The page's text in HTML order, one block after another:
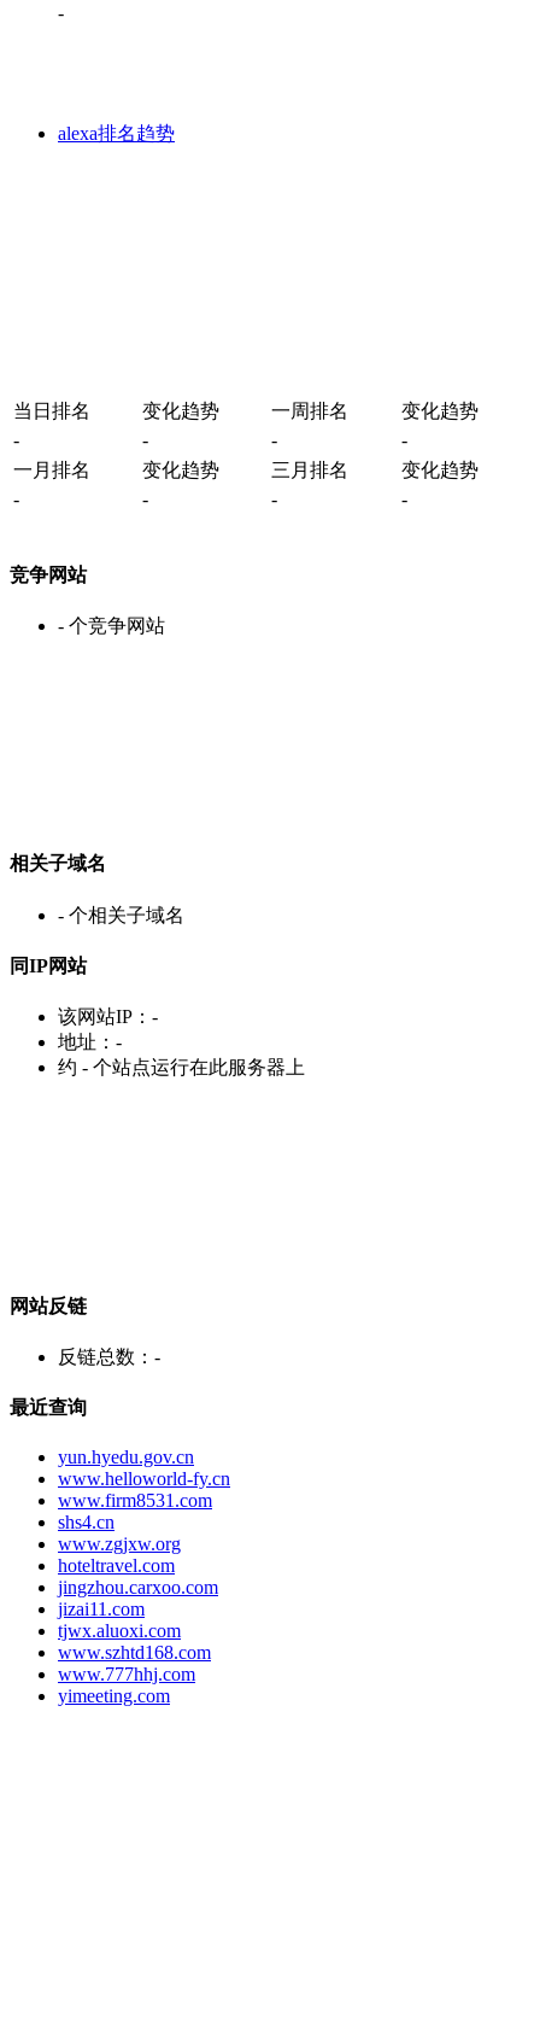
-
alexa排名趋势
当日排名 变化趋势 一周排名
变化趋势
-
- -
-
一月排名
变化趋势 三月排名
变化趋势
-
- - -
竞争网站
- 个竞争网站
相关子域名
- 个相关子域名
同IP网站
该网站IP： -
地址： -
约 - 个站点运行在此服务器上
网站反链
反链总数： -
最近查询
yun.hyedu.gov.cn
www.helloworld-fy.cn
www.firm8531.com
shs4.cn
www.zgjxw.org
hoteltravel.com
jingzhou.carxoo.com
jizai11.com
tjwx.aluoxi.com
www.szhtd168.com
www.777hhj.com
yimeeting.com